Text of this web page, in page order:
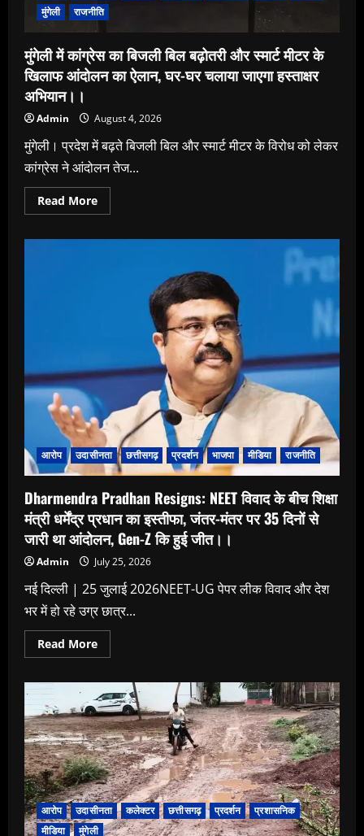
मुंगेली
राजनीति
मुंगेली में कांग्रेस का बिजली बिल बढ़ोतरी और स्मार्ट मीटर के
खिलाफ आंदोलन का ऐलान, घर-घर चलाया जाएगा हस्ताक्षर
अभियान।।
Admin August 4, 2026
मुंगेली। प्रदेश में बढ़ते बिजली बिल और स्मार्ट मीटर के विरोध को लेकर
कांग्रेस ने आंदोलन तेज...
Read MoreRead
more
आंदोलन
का
ऐलान,
घर-
घर
चलाया
जाएगा
हस्ताक्षर
अभियान।।
आरोप उदासीनता छत्तीसगढ़ प्रदर्शन भाजपा मीडिया राजनीति
Dharmendra Pradhan Resigns: NEET विवाद के बीच शिक्षा
मंत्री धर्मेंद्र प्रधान का इस्तीफा, जंतर-मंतर पर 35 दिनों से
जारी था आंदोलन, Gen-Z कि हुई जीत।।
Admin July 25, 2026
नई दिल्ली | 25 जुलाई 2026NEET-UG पेपर लीक विवाद और देश
भर में हो रहे उग्र छात्र...
Read MoreRead
more
Pradhan
Resigns:
NEET
विवाद
के
बीच
शिक्षा
मंत्री
धर्मेंद्र
प्रधान
का
इस्तीफा,
जंतर-
आरोप उदासीनता कलेक्टर छत्तीसगढ़ प्रदर्शन
प्रशासनिक
मीडिया
मुंगेली